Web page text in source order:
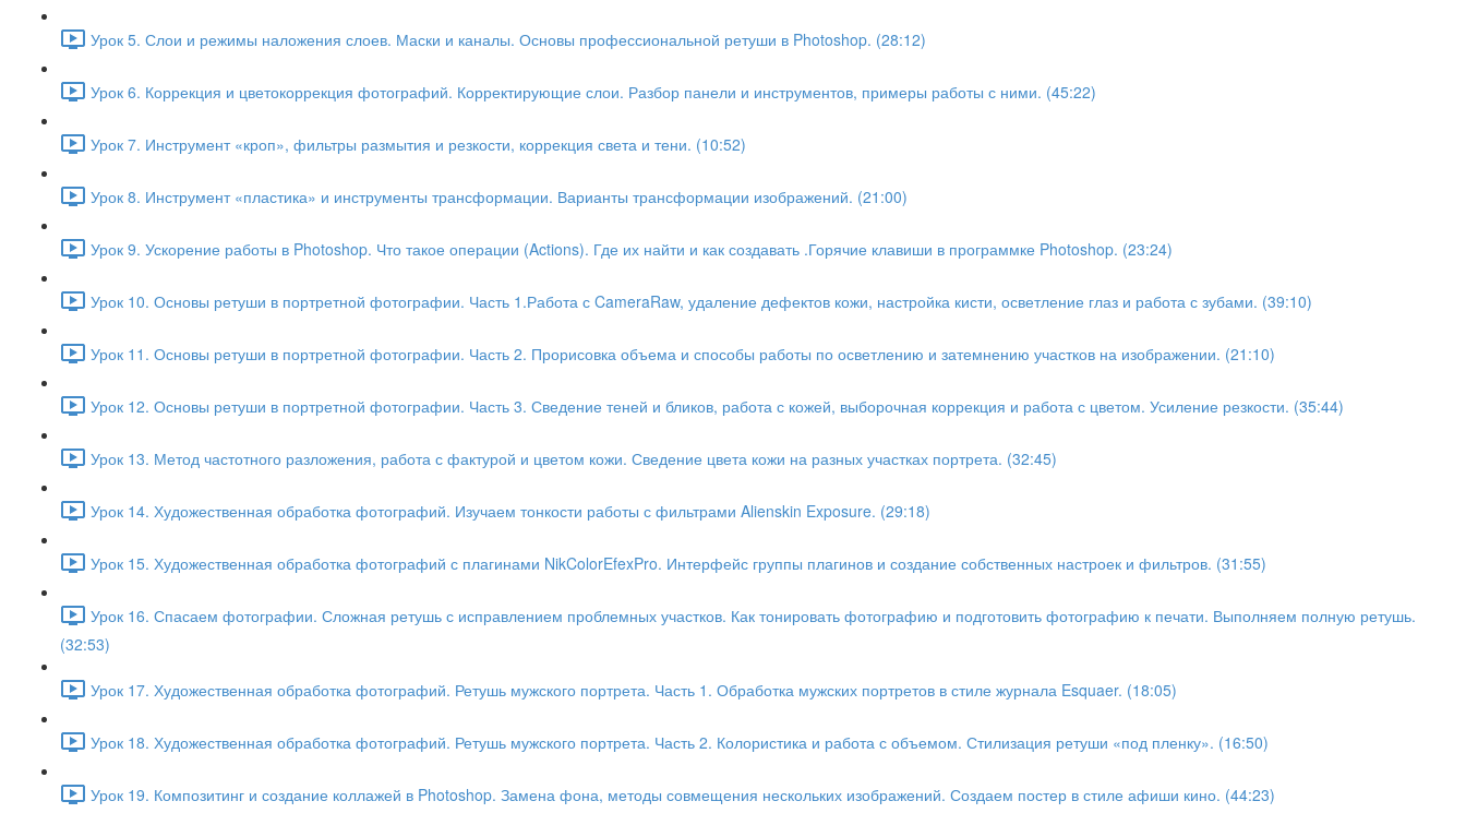
Урок 5. Слои и режимы наложения слоев. Маски и каналы. Основы профессиональной ретуши в Photoshop. (28:12)
Урок 6. Коррекция и цветокоррекция фотографий. Корректирующие слои. Разбор панели и инструментов, примеры работы с ними. (45:22)
Урок 7. Инструмент «кроп», фильтры размытия и резкости, коррекция света и тени. (10:52)
Урок 8. Инструмент «пластика» и инструменты трансформации. Варианты трансформации изображений. (21:00)
Урок 9. Ускорение работы в Photoshop. Что такое операции (Actions). Где их найти и как создавать .Горячие клавиши в программке Photoshop. (23:24)
Урок 10. Основы ретуши в портретной фотографии. Часть 1.Работа с CameraRaw, удаление дефектов кожи, настройка кисти, осветление глаз и работа с зубами. (39:10)
Урок 11. Основы ретуши в портретной фотографии. Часть 2. Прорисовка объема и способы работы по осветлению и затемнению участков на изображении. (21:10)
Урок 12. Основы ретуши в портретной фотографии. Часть 3. Сведение теней и бликов, работа с кожей, выборочная коррекция и работа с цветом. Усиление резкости. (35:44)
Урок 13. Метод частотного разложения, работа с фактурой и цветом кожи. Сведение цвета кожи на разных участках портрета. (32:45)
Урок 14. Художественная обработка фотографий. Изучаем тонкости работы с фильтрами Alienskin Exposure. (29:18)
Урок 15. Художественная обработка фотографий с плагинами NikColorEfexPro. Интерфейс группы плагинов и создание собственных настроек и фильтров. (31:55)
Урок 16. Спасаем фотографии. Сложная ретушь с исправлением проблемных участков. Как тонировать фотографию и подготовить фотографию к печати. Выполняем полную ретушь.
(32:53)
Урок 17. Художественная обработка фотографий. Ретушь мужского портрета. Часть 1. Обработка мужских портретов в стиле журнала Esquaer. (18:05)
Урок 18. Художественная обработка фотографий. Ретушь мужского портрета. Часть 2. Колористика и работа с объемом. Стилизация ретуши «под пленку». (16:50)
Урок 19. Композитинг и создание коллажей в Photoshop. Замена фона, методы совмещения нескольких изображений. Создаем постер в стиле афиши кино. (44:23)